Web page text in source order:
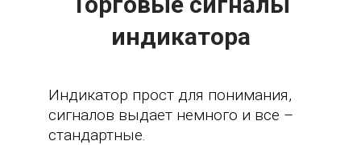
индикатора
Индикатор прост для понимания,
сигналов выдает немного и все –
стандартные.